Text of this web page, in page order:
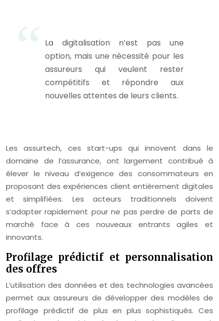
La digitalisation n’est pas une
option, mais une nécessité pour les
assureurs qui veulent rester
compétitifs et répondre aux
nouvelles attentes de leurs clients.
Les assurtech, ces start-ups qui innovent dans le
domaine de l’assurance, ont largement contribué à
élever le niveau d’exigence des consommateurs en
proposant des expériences client entièrement digitales
et simplifiées. Les acteurs traditionnels doivent
s’adapter rapidement pour ne pas perdre de parts de
marché face à ces nouveaux entrants agiles et
innovants.
Profilage prédictif et personnalisation
des offres
L’utilisation des données et des technologies avancées
permet aux assureurs de développer des modèles de
profilage prédictif de plus en plus sophistiqués. Ces